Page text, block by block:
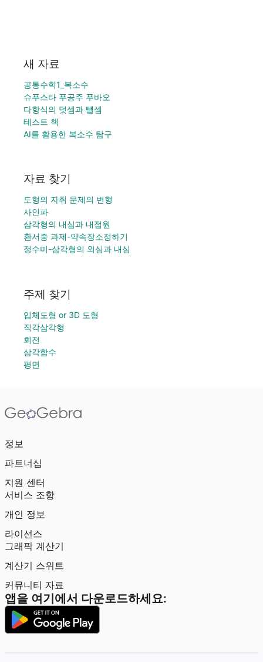
새 자료
공통수학1_복소수
슈푸스타 푸공주 푸바오
다항식의 덧셈과 뺄셈
테스트 책
AI를 활용한 복소수 탐구
자료 찾기
도형의 자취 문제의 변형
사인파
삼각형의 내심과 내접원
환서중 과제-약속장소정하기
정수미-삼각형의 외심과 내심
주제 찾기
입체도형 or 3D 도형
직각삼각형
회전
삼각함수
평면
정보
파트너십
지원 센터
서비스 조항
개인 정보
라이선스
그래픽 계산기
계산기 스위트
커뮤니티 자료
앱을 여기에서 다운로드하세요: